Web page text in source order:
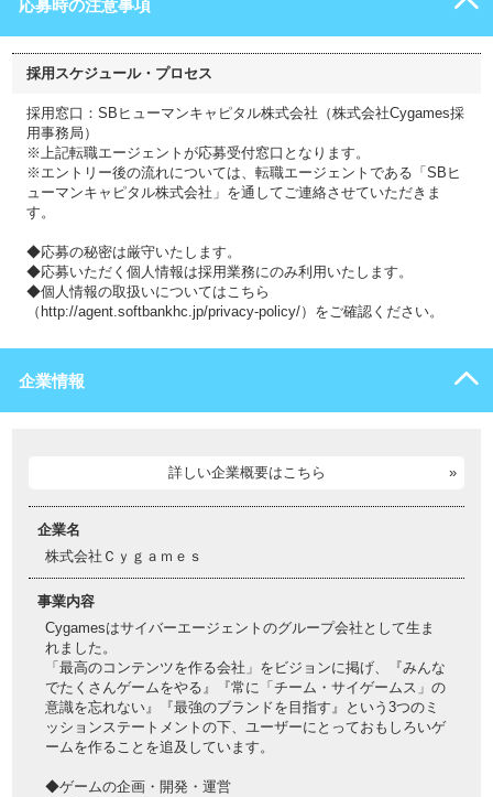
応募時の注意事項
採用スケジュール・プロセス
採用窓口：SBヒューマンキャピタル株式会社（株式会社Cygames採
用事務局）
※上記転職エージェントが応募受付窓口となります。
※エントリー後の流れについては、転職エージェントである「SBヒ
ューマンキャピタル株式会社」を通してご連絡させていただきま
す。
◆応募の秘密は厳守いたします。
◆応募いただく個人情報は採用業務にのみ利用いたします。
◆個人情報の取扱いについてはこちら
（http://agent.softbankhc.jp/privacy-policy/）をご確認ください。
企業情報
詳しい企業概要はこちら
企業名
株式会社Ｃｙｇａｍｅｓ
事業内容
Cygamesはサイバーエージェントのグループ会社として生ま
れました。
「最高のコンテンツを作る会社」をビジョンに掲げ、『みんな
でたくさんゲームをやる』『常に「チーム・サイゲームス」の
意識を忘れない』『最強のブランドを目指す』という3つのミ
ッションステートメントの下、ユーザーにとっておもしろいゲ
ームを作ることを追及しています。
◆ゲームの企画・開発・運営